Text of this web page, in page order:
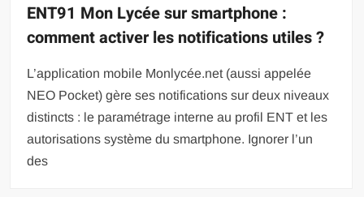
ENT91 Mon Lycée sur smartphone :
comment activer les notifications utiles ?
L’application mobile Monlycée.net (aussi appelée
NEO Pocket) gère ses notifications sur deux niveaux
distincts : le paramétrage interne au profil ENT et les
autorisations système du smartphone. Ignorer l’un
des